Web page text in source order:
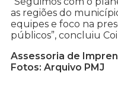
as regiões do
equipes e foco na
públicos”, concluiu
Assessoria de
Fotos: Arquivo PMJ